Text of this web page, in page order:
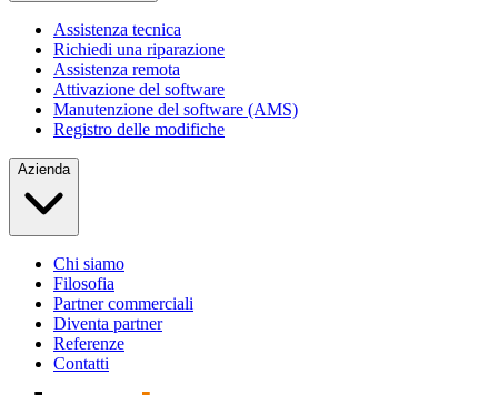
Assistenza tecnica
Richiedi una riparazione
Assistenza remota
Attivazione del software
Manutenzione del software (AMS)
Registro delle modifiche
Azienda
Chi siamo
Filosofia
Partner commerciali
Diventa partner
Referenze
Contatti